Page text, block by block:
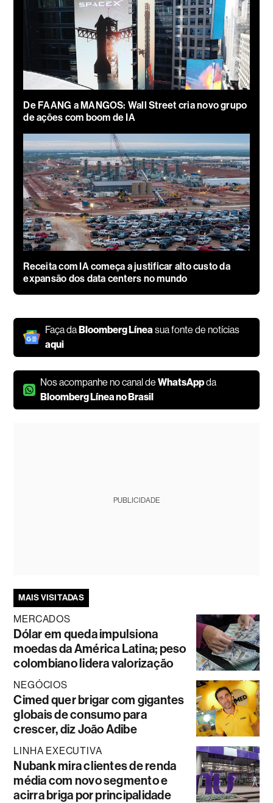
De FAANG a MANGOS: Wall Street cria novo grupo
de ações com boom de IA
Receita com IA começa a justificar alto custo da
expansão dos data centers no mundo
Faça daBloomberg Línea sua fonte de notícias
aqui
Nos acompanhe no canal deWhatsAppda
Bloomberg Línea no Brasil
PUBLICIDADE
MAIS VISITADAS
MERCADOS
Dólar em queda impulsiona
moedas da América Latina; peso
colombiano lidera valorização
NEGÓCIOS
Cimed quer brigar com gigantes
globais de consumo para
crescer, diz João Adibe
LINHA EXECUTIVA
Nubank mira clientes de renda
média com novo segmento e
acirra briga por principalidade